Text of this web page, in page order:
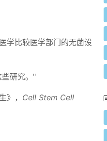
学比较医学部门的无菌设
研究。"
》， Cell Stem Cell